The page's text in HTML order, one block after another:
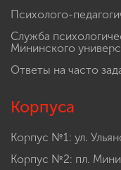
Психолого-
Служба
Мининского
Ответы на часто
Корпуса
Корпус №1: ул.
Корпус №2: пл.